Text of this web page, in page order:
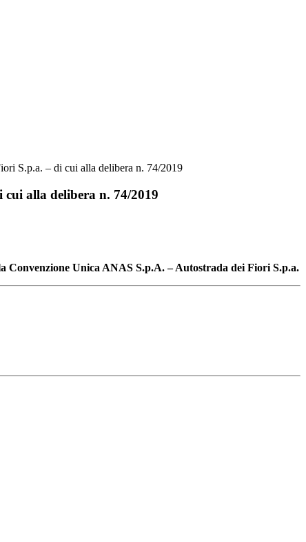
S.p.a. – di cui alla delibera n. 74/2019
alla delibera n. 74/2019
Convenzione Unica ANAS S.p.A. – Autostrada dei Fiori S.p.a.